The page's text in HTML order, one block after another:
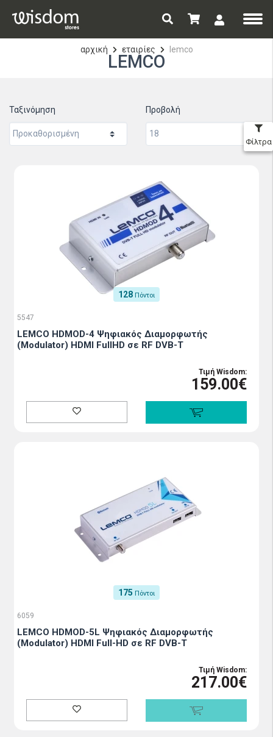
αρχική εταιρίες lemco
LEMCO
Ταξινόμηση Προβολή
Φίλτρα
128 Πόντοι
5547
LEMCO HDMOD-4 Ψηφιακός Διαμορφωτής
(Modulator) HDMI FullHD σε RF DVB-T
Τιμή Wisdom:
159.00€
175 Πόντοι
6059
LEMCO HDMOD-5L Ψηφιακός Διαμορφωτής
(Modulator) HDMI Full-HD σε RF DVB-T
Τιμή Wisdom:
217.00€